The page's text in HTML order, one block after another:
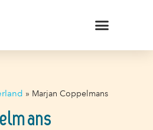
» Marjan Coppelmans